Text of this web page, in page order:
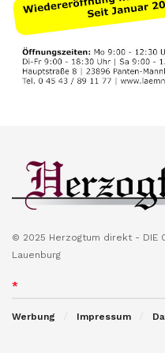
© 2025 Herzogtum direkt - DIE
Lauenburg
*
Werbung Impressum